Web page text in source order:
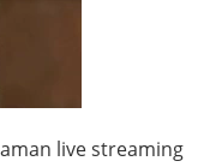
live streaming